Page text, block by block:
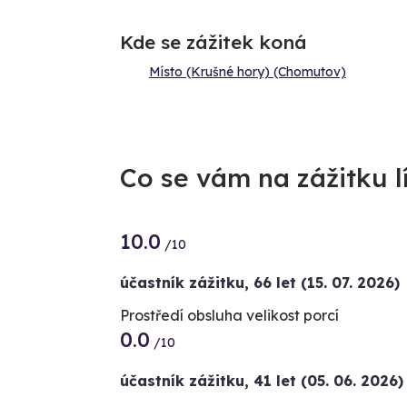
Kde se zážitek koná
Místo (Krušné hory) (Chomutov)
Co se vám na zážitku
10.0 /10
účastník zážitku, 66 let (15. 07. 2026)
Prostředí obsluha velikost porcí
0.0 /10
účastník zážitku, 41 let (05. 06. 2026)